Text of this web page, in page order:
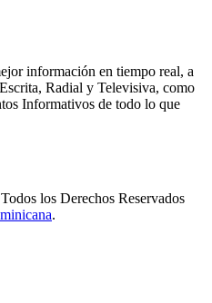
información en tiempo real, a
Radial y Televisiva, como
Informativos de todo lo que
los Derechos Reservados
.